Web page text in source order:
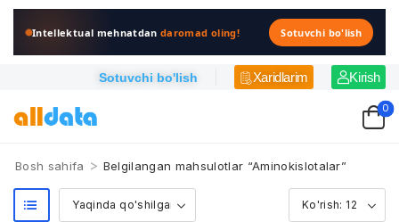
Intellektual mehnatdandaromad oling! Sotuvchi bo'lish
Sotuvchi bo'lish Xaridlarim Kirish
0
Bosh sahifa > Belgilangan mahsulotlar “Aminokislotalar”